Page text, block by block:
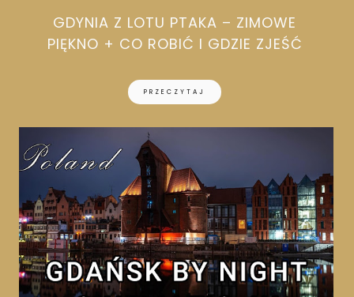
GDYNIA Z LOTU PTAKA – ZIMOWE
PIĘKNO + CO ROBIĆ I GDZIE ZJEŚĆ
PRZECZYTAJ